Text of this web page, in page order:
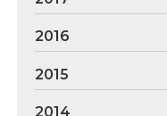
2016
2015
2014